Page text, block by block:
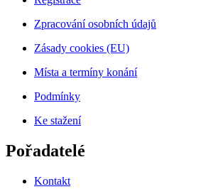
Zpracování osobních údajů
Zásady cookies (EU)
Místa a termíny konání
Podmínky
Ke stažení
Pořadatelé
Kontakt